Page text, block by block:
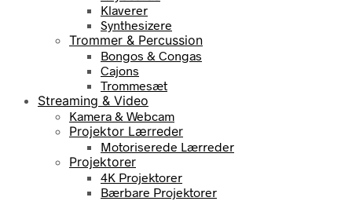
Klaverer
Synthesizere
Trommer & Percussion
Bongos & Congas
Cajons
Trommesæt
Streaming & Video
Kamera & Webcam
Projektor Lærreder
Motoriserede Lærreder
Projektorer
4K Projektorer
Bærbare Projektorer